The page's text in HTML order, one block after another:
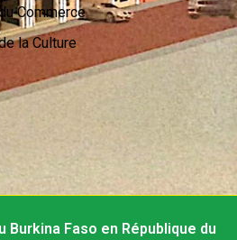
Commerce
la Culture
Burkina Faso en République du